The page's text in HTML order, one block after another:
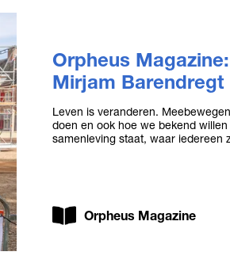
Orpheus
Mirjam Barendregt
Leven is veranderen.
doen en ook hoe we bekend
samenleving staat, waar iedereen
Orpheus Magazine